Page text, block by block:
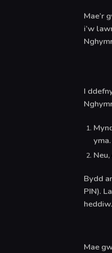
Mae’r
i’w
I
yma.
Bydd
PIN).
heddiw.
Mae